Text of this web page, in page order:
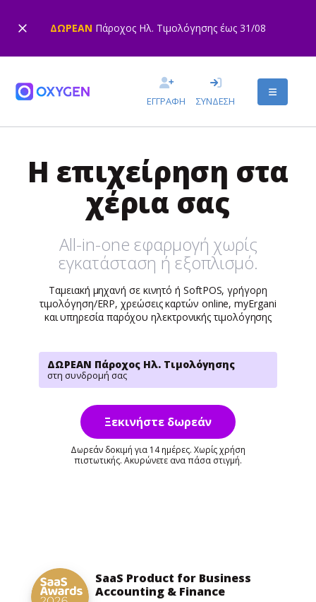
ΔΩΡΕΑΝ Πάροχος Ηλ. Τιμολόγησης έως 31/08
ΕΓΓΡΑΦΗ ΣΥΝΔΕΣΗ
Η επιχείρηση στα
χέρια σας
All-in-one εφαρμογή χωρίς
εγκατάσταση ή εξοπλισμό.
Ταμειακή μηχανή σε κινητό ή SoftPOS, γρήγορη
τιμολόγηση/ERP, χρεώσεις καρτών online, myErgani
και υπηρεσία παρόχου ηλεκτρονικής τιμολόγησης
ΔΩΡΕΑΝ Πάροχος Ηλ. Τιμολόγησης
στη συνδρομή σας
Ξεκινήστε δωρεάν
Δωρεάν δοκιμή για 14 ημέρες. Χωρίς χρήση
πιστωτικής. Ακυρώνετε ανα πάσα στιγμή.
SaaS Product for Business
Accounting & Finance